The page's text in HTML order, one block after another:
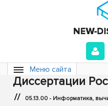
Меню сайта
Диссертации
// 05.13.00 - Информатика,